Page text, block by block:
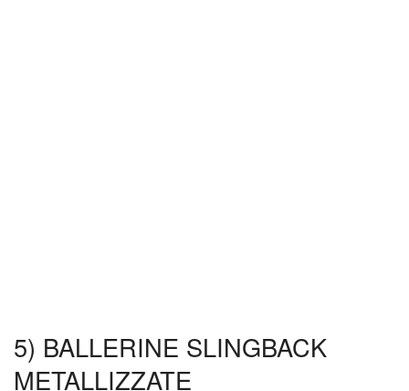
5) BALLERINE SLINGBACK
METALLIZZATE